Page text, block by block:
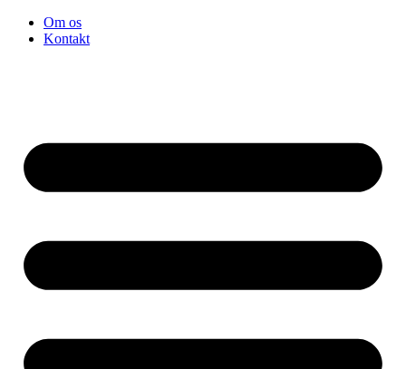
VidereOm os
Kontakt